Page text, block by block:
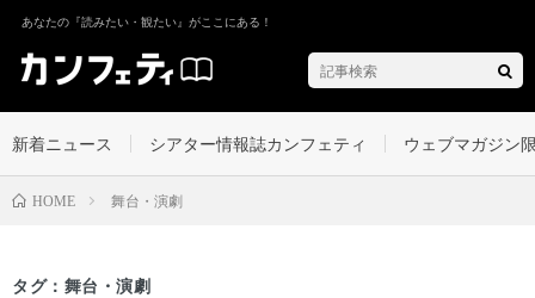
あなたの『読みたい・観たい』がここにある！
新着ニュース シアター情報誌カンフェティ ウェブマガジン
HOME 舞台・演劇
タグ：舞台・演劇